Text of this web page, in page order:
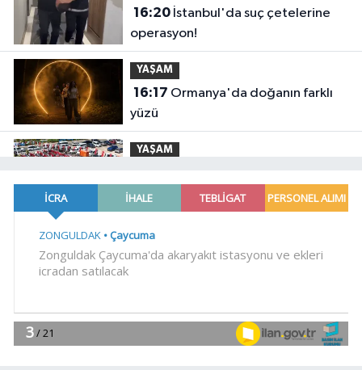
16:20İstanbul'da suç çetelerine
operasyon!
YAŞAM
16:17
yüzü
YAŞAM
Kursu öğrencilerine bisikletli ödül
16:06Manisa'da 25 yıllık soruna